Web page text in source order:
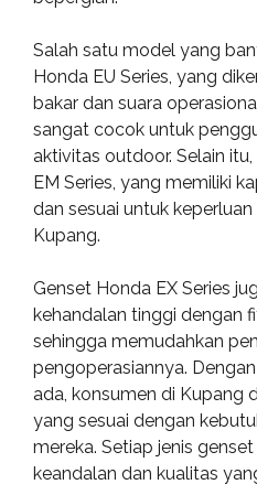
Salah satu model yang
Honda EU Series, yang
bakar dan suara
sangat cocok untuk
aktivitas outdoor. Selain
EM Series, yang memiliki
dan sesuai untuk
Kupang.
Genset Honda EX Series
kehandalan tinggi dengan
sehingga memudahkan
pengoperasiannya.
ada, konsumen di Kupang
yang sesuai dengan
mereka. Setiap jenis
keandalan dan kualitas